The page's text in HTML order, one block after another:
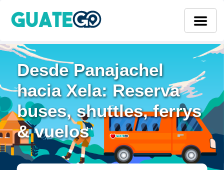
Desde Panajachel
hacia Xela: Reserva
buses, shuttles, ferrys
& vuelos